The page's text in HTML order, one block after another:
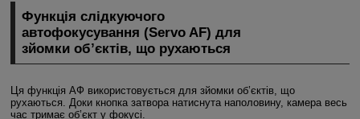
Функція слідкуючого
автофокусування (Servo AF) для
зйомки об’єктів, що рухаються
Ця функція АФ використовується для зйомки об’єктів, що
рухаються. Доки кнопка затвора натиснута наполовину, камера весь
час тримає об’єкт у фокусі.